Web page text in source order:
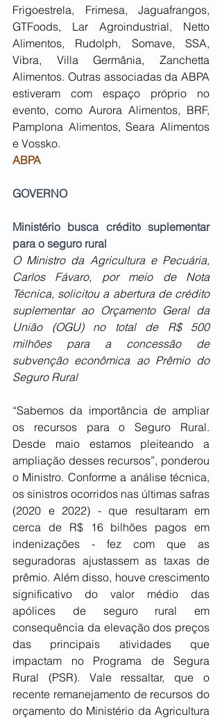
Frigoestrela, Frimesa, Jaguafrangos,
GTFoods, Lar Agroindustrial, Netto
Alimentos, Rudolph, Somave, SSA,
Vibra, Villa Germânia, Zanchetta
Alimentos. Outras associadas da ABPA
estiveram com espaço próprio no
evento, como Aurora Alimentos, BRF,
Pamplona Alimentos, Seara Alimentos
e Vossko.
ABPA
GOVERNO
Ministério busca crédito suplementar
para o seguro rural
O Ministro da Agricultura e Pecuária,
Carlos Fávaro, por meio de Nota
Técnica, solicitou a abertura de crédito
suplementar ao Orçamento Geral da
União (OGU) no total de R$ 500
milhões para a concessão de
subvenção econômica ao Prêmio do
Seguro Rural
“Sabemos da importância de ampliar
os recursos para o Seguro Rural.
Desde maio estamos pleiteando a
ampliação desses recursos”, ponderou
o Ministro. Conforme a análise técnica,
os sinistros ocorridos nas últimas safras
(2020 e 2022) - que resultaram em
cerca de R$ 16 bilhões pagos em
indenizações - fez com que as
seguradoras ajustassem as taxas de
prêmio. Além disso, houve crescimento
significativo do valor médio das
apólices de seguro rural em
consequência da elevação dos preços
das principais atividades que
impactam no Programa de Segura
Rural (PSR). Vale ressaltar, que o
recente remanejamento de recursos do
orçamento do Ministério da Agricultura